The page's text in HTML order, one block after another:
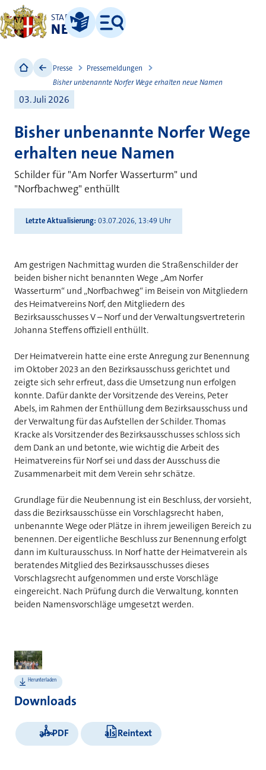
STADT
NEUSS
Leichte Sprache
Menü
Presse
Pressemeldungen
Bisher unbenannte Norfer Wege erhalten neue Namen
03. Juli 2026
Bisher unbenannte Norfer Wege
erhalten neue Namen
Schilder für "Am Norfer Wasserturm" und
"Norfbachweg" enthüllt
Letzte Aktualisierung 03.07.2026, 13:49 Uhr
Am gestrigen Nachmittag wurden die Straßenschilder der
beiden bisher nicht benannten Wege „Am Norfer
Wasserturm“ und „Norfbachweg“ im Beisein von Mitgliedern
des Heimatvereins Norf, den Mitgliedern des
Bezirksausschusses V – Norf und der Verwaltungsvertreterin
Johanna Steffens offiziell enthüllt.
Der Heimatverein hatte eine erste Anregung zur Benennung
im Oktober 2023 an den Bezirksausschuss gerichtet und
zeigte sich sehr erfreut, dass die Umsetzung nun erfolgen
konnte. Dafür dankte der Vorsitzende des Vereins, Peter
Abels, im Rahmen der Enthüllung dem Bezirksausschuss und
der Verwaltung für das Aufstellen der Schilder. Thomas
Kracke als Vorsitzender des Bezirksausschusses schloss sich
dem Dank an und betonte, wie wichtig die Arbeit des
Heimatvereins für Norf sei und dass der Ausschuss die
Zusammenarbeit mit dem Verein sehr schätze.
Grundlage für die Neubennung ist ein Beschluss, der vorsieht,
dass die Bezirksausschüsse ein Vorschlagsrecht haben,
unbenannte Wege oder Plätze in ihrem jeweiligen Bereich zu
benennen. Der eigentliche Beschluss zur Benennung erfolgt
dann im Kulturausschuss. In Norf hatte der Heimatverein als
beratendes Mitglied des Bezirksausschusses dieses
Vorschlagsrecht aufgenommen und erste Vorschläge
eingereicht. Nach Prüfung durch die Verwaltung, konnten
beiden Namensvorschläge umgesetzt werden.
Bilder
Herunterladen
Downloads
als PDF als Reintext